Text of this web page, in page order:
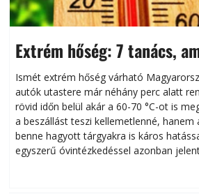
Extrém hőség: 7 tanács,
megóvhatjuk autónkat a
Ismét extrém hőség várható
autók utastere már néhány perc alatt
rövid időn belül akár a 60-70 °C-ot is
a beszállást teszi kellemetlenné,
benne hagyott tárgyakra is káros
egyszerű óvintézkedéssel azonban